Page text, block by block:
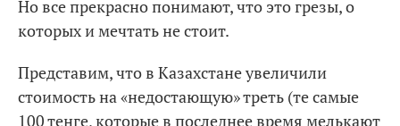
Но все прекрасно понимают, что это грезы, о
которых и мечтать не стоит.
Представим, что в Казахстане увеличили
стоимость на «недостающую» треть (те самые
100 тенге, которые в последнее время мелькают